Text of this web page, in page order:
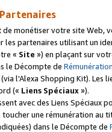
monétiser votre site Web,
partenaires utilisant un
« Site ») en plaçant sur
le Décompte de
l'Alexa Shopping Kit).
(« Liens Spéciaux»).
avec des Liens Spéciaux
une rémunération
dans le Décompte de